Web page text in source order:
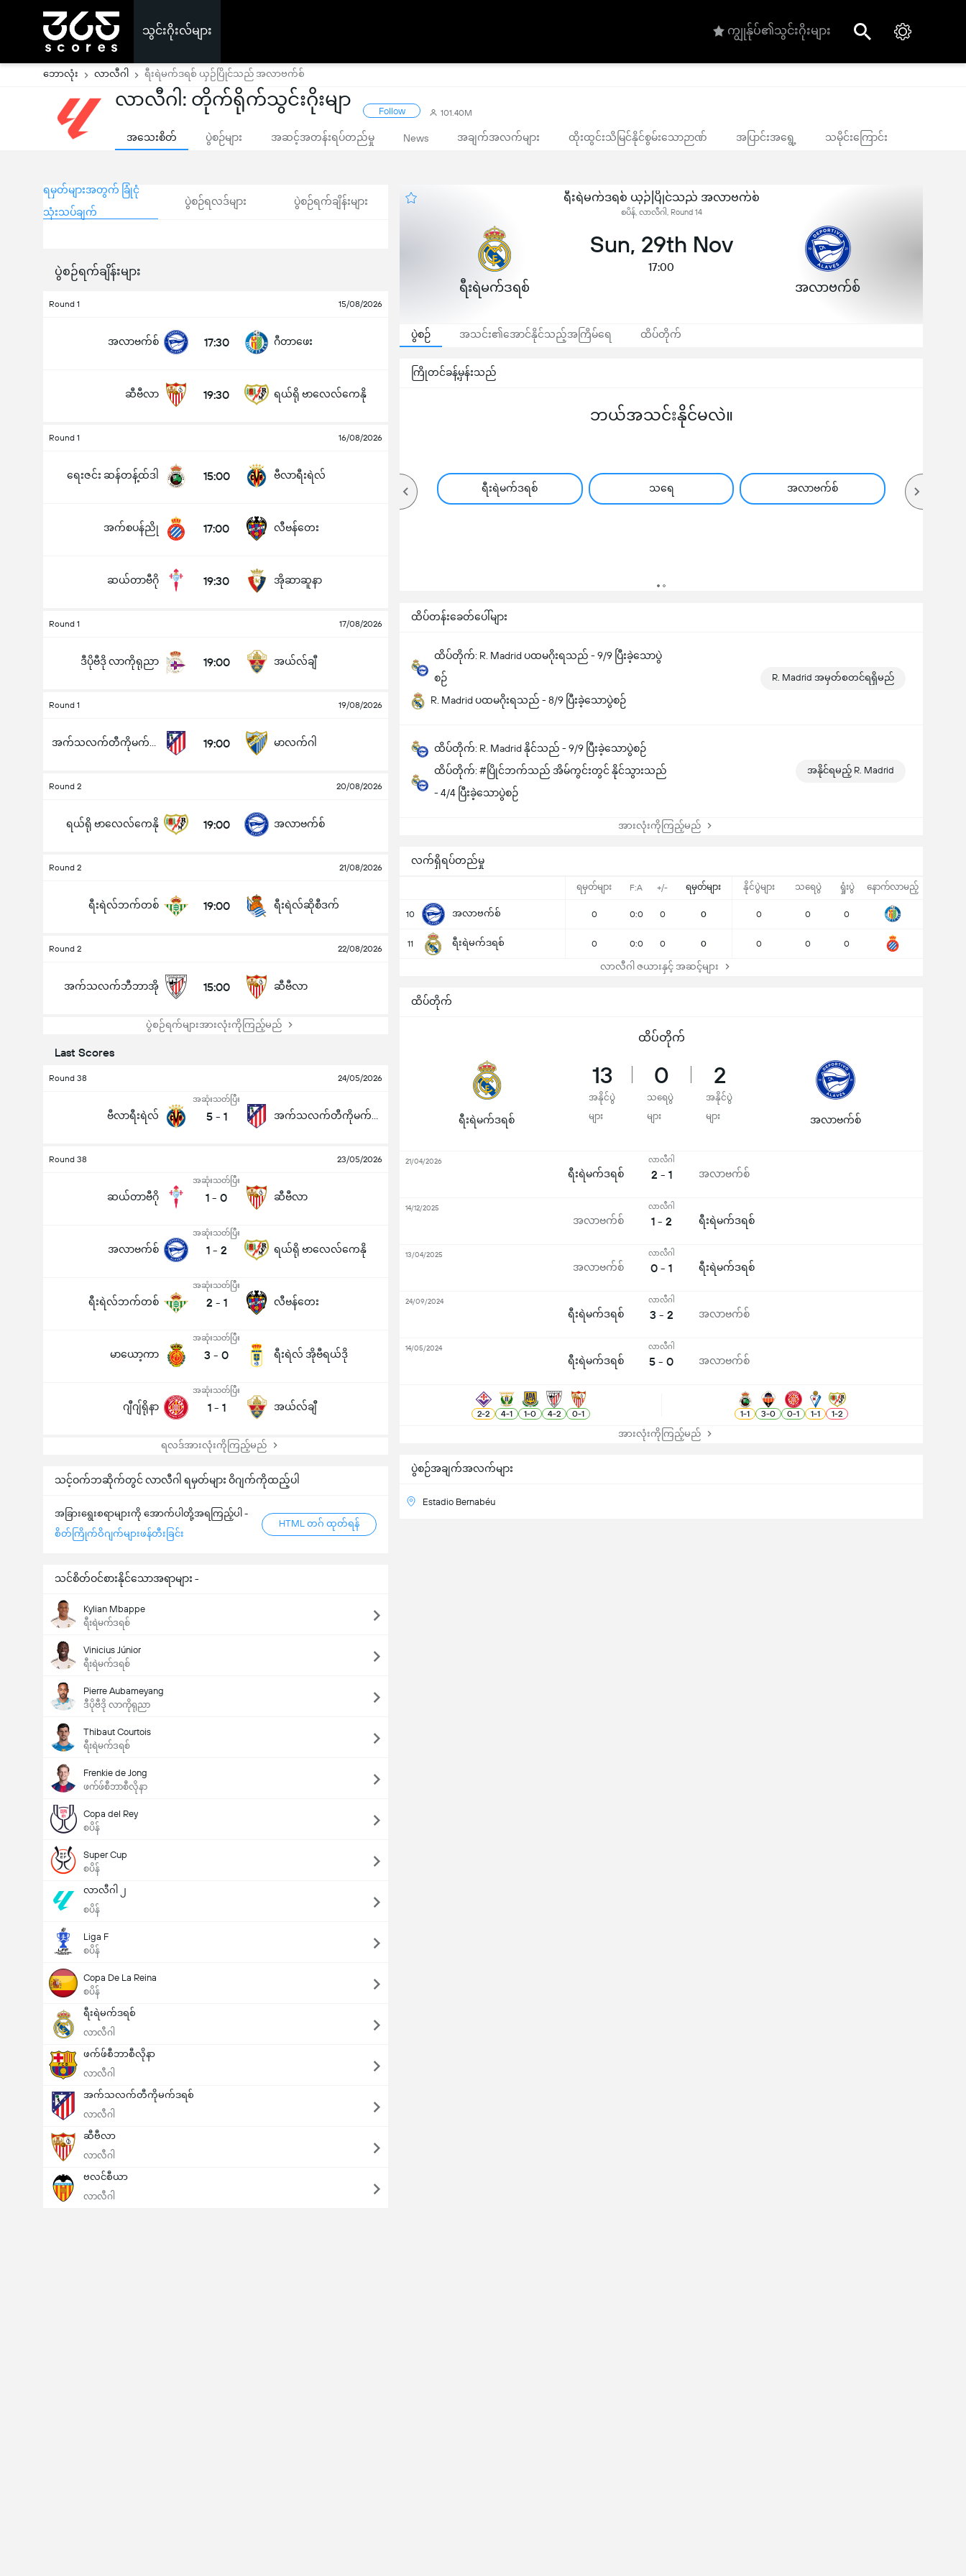
သွင်းဂိုးလ်များ ကျွုန်ုပ်၏သွင်းဂိုးများ
ဘောလုံး လာလီဂါ ရီးရဲမက်ဒရစ် ယှဉ်ပြိုင်သည် အလာဗက်စ်
လာလီဂါ: တိုက်ရိုက်သွင်းဂိုးမျာ
Follow 101.40M
အသေးစိတ် ပွဲစဉ်များ အဆင့်အတန်းရပ်တည်မှု News အချက်အလက်များ ထိုးထွင်းသိမြင်နိုင်စွမ်းသောဉာဏ် အပြာင်းအရွေ့ သမိုင်းကြောင်း
ရမှတ်များအတွက် ခြုံငုံ
သုံးသပ်ချက်
ပွဲစဉ်ရလဒ်များ ပွဲစဉ်ရက်ချိန်းများ
ပွဲစဉ်ရက်ချိန်းများ
Round 1 15/08/2026
အလာဗက်စ် 17:30 ဂီတာဖေး
ဆီဗီလာ 19:30 ရယ်ရို ဗာလေလ်ကေနို
Round 1 16/08/2026
ရေးဇင်း ဆန်တန့်ထ်ဒါ 15:00 ဗီလာရီးရဲလ်
အက်စပန်ညို 17:00 လီဗန်တေး
ဆယ်တာဗီဂို 19:30 အိုဆာဆူနာ
Round 1 17/08/2026
ဒီပိုဗီဒို လာကိုရုညာ 19:00 အယ်လ်ချီ
Round 1 19/08/2026
19:00 မာလက်ဂါ
Round 2 20/08/2026
ရယ်ရို ဗာလေလ်ကေနို 19:00 အလာဗက်စ်
Round 2 21/08/2026
ရီးရဲလ်ဘက်တစ် 19:00 ရီးရဲလ်ဆိုစီဒက်
Round 2 22/08/2026
အက်သလက်ဘီဘာအို 15:00 ဆီဗီလာ
ပွဲစဉ်ရက်များအားလုံးကိုကြည့်မည်
Last Scores
Round 38 24/05/2026
ဗီလာရီးရဲလ်
အဆုံးသတ်ပြီး
5 - 1
Round 38 23/05/2026
ဆယ်တာဗီဂို
အဆုံးသတ်ပြီး
1 - 0 ဆီဗီလာ
အလာဗက်စ်
အဆုံးသတ်ပြီး
1 - 2 ရယ်ရို ဗာလေလ်ကေနို
ရီးရဲလ်ဘက်တစ်
အဆုံးသတ်ပြီး
2 - 1 လီဗန်တေး
မာယော့ကာ
အဆုံးသတ်ပြီး
3 - 0 ရီးရဲလ် အိုဗီရယ်ဒို
ဂျီဂျ်ရိုနာ
အဆုံးသတ်ပြီး
1 - 1 အယ်လ်ချီ
ရလဒ်အားလုံးကိုကြည့်မည်
သင့်ဝက်ဘဆိုက်တွင် လာလီဂါ ရမှတ်များ ဝိဂျက်ကိုထည့်ပါ
အခြားရွေးစရာများကို အောက်ပါတို့အရကြည့်ပါ -
စိတ်ကြိုက်ဝိဂျက်များဖန်တီးခြင်း
HTML တဂ် ထုတ်ရန်
သင်စိတ်ဝင်စားနိုင်သောအရာများ -
Kylian Mbappe
ရီးရဲမက်ဒရစ်
Vinicius Júnior
ရီးရဲမက်ဒရစ်
Pierre Aubameyang
ဒီပိုဗီဒို လာကိုရုညာ
Thibaut Courtois
ရီးရဲမက်ဒရစ်
Frenkie de Jong
ဖက်ဖ်စီဘာစီလိုနာ
Copa del Rey
စပိန်
Super Cup
စပိန်
လာလီဂါ ၂
စပိန်
Liga F
စပိန်
Copa De La Reina
စပိန်
ရီးရဲမက်ဒရစ်
လာလီဂါ
ဖက်ဖ်စီဘာစီလိုနာ
လာလီဂါ
အက်သလက်တီကိုမက်ဒရစ်
လာလီဂါ
ဆီဗီလာ
လာလီဂါ
ဗလင်စီယာ
လာလီဂါ
ရီးရဲမက်ဒရစ် ယှဉ်ပြိုင်သည် အလာဗက်စ်
စပိန်, လာလီဂါ, Round 14
ရီးရဲမက်ဒရစ်
Sun, 29th Nov
17:00
အလာဗက်စ်
ပွဲစဉ် အသင်း၏အောင်နိုင်သည့်အကြိမ်ရေ ထိပ်တိုက်
ကြိုတင်ခန့်မှန်းသည်
ဘယ်အသင်းနိုင်မလဲ။
ရီးရဲမက်ဒရစ် သရေ အလာဗက်စ်
အောက်
ထိပ်တန်းခေတ်ပေါ်များ
ထိပ်တိုက်: R. Madrid ပထမဂိုးရသည် - 9/9 ပြီးခဲ့သောပွဲ
စဉ်
R. Madrid ပထမဂိုးရသည် - 8/9 ပြီးခဲ့သောပွဲစဉ်
R. Madrid အမှတ်စတင်ရရှိမည်
ထိပ်တိုက်: R. Madrid နိုင်သည် - 9/9 ပြီးခဲ့သောပွဲစဉ်
ထိပ်တိုက်: #ပြိုင်ဘက်သည် အိမ်ကွင်းတွင် နိုင်သွားသည်
- 4/4 ပြီးခဲ့သောပွဲစဉ်
အနိုင်ရမည့် R. Madrid
အားလုံးကိုကြည့်မည်
လက်ရှိရပ်တည်မှု
ရမှတ်များ F:A +/- ရမှတ်များ နိုင်ပွဲများ သရေပွဲ ရှုံးပွဲ နောက်လာမည့်
10 အလာဗက်စ် 0 0:0 0 0 0 0 0
11 ရီးရဲမက်ဒရစ် 0 0:0 0 0 0 0 0
လာလီဂါ ဇယားနှင့် အဆင့်များ
ပွဲစဉ်အချက်အလက်များ
Estadio Bernabéu
ထိပ်တိုက်
ထိပ်တိုက်
ရီးရဲမက်ဒရစ်
13
အနိုင်ပွဲ
များ
0
သရေပွဲ
များ
2
အနိုင်ပွဲ
များ
အလာဗက်စ်
ရီးရဲမက်ဒရစ်
လာလီဂါ
2 - 1 အလာဗက်စ်
21/04/2026
အလာဗက်စ်
လာလီဂါ
1 - 2 ရီးရဲမက်ဒရစ်
14/12/2025
အလာဗက်စ်
လာလီဂါ
0 - 1 ရီးရဲမက်ဒရစ်
13/04/2025
ရီးရဲမက်ဒရစ်
လာလီဂါ
3 - 2 အလာဗက်စ်
24/09/2024
ရီးရဲမက်ဒရစ်
လာလီဂါ
5 - 0 အလာဗက်စ်
14/05/2024
2-2 4-1 1-0 4-2 0-1 1-1 3-0 0-1 1-1 1-2
အားလုံးကိုကြည့်မည်